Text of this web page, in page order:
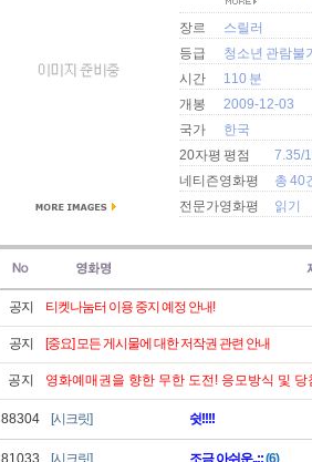
장르
스릴러
등급
청소년 관람불
시간
110 분
개봉
2009-12-03
국가
한국
20자평 평점
7.35/
네티즌영화평
총 40
전문가영화평
읽기
공지 티켓나눔터 이용 중지 예정 안내!
공지 [중요] 모든 게시물에 대한 저작권 관련 안내
공지 영화예매권을 향한 무한 도전! 응모방식 및 당
88304 [시크릿] 쉿!!!!
81033 [시크릿] 조금 아쉬운..;;(6)